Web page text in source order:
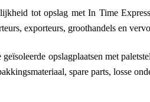
tot opslag met In Time
exporteurs, groothandels en
opslagplaatsen met
spare parts, losse